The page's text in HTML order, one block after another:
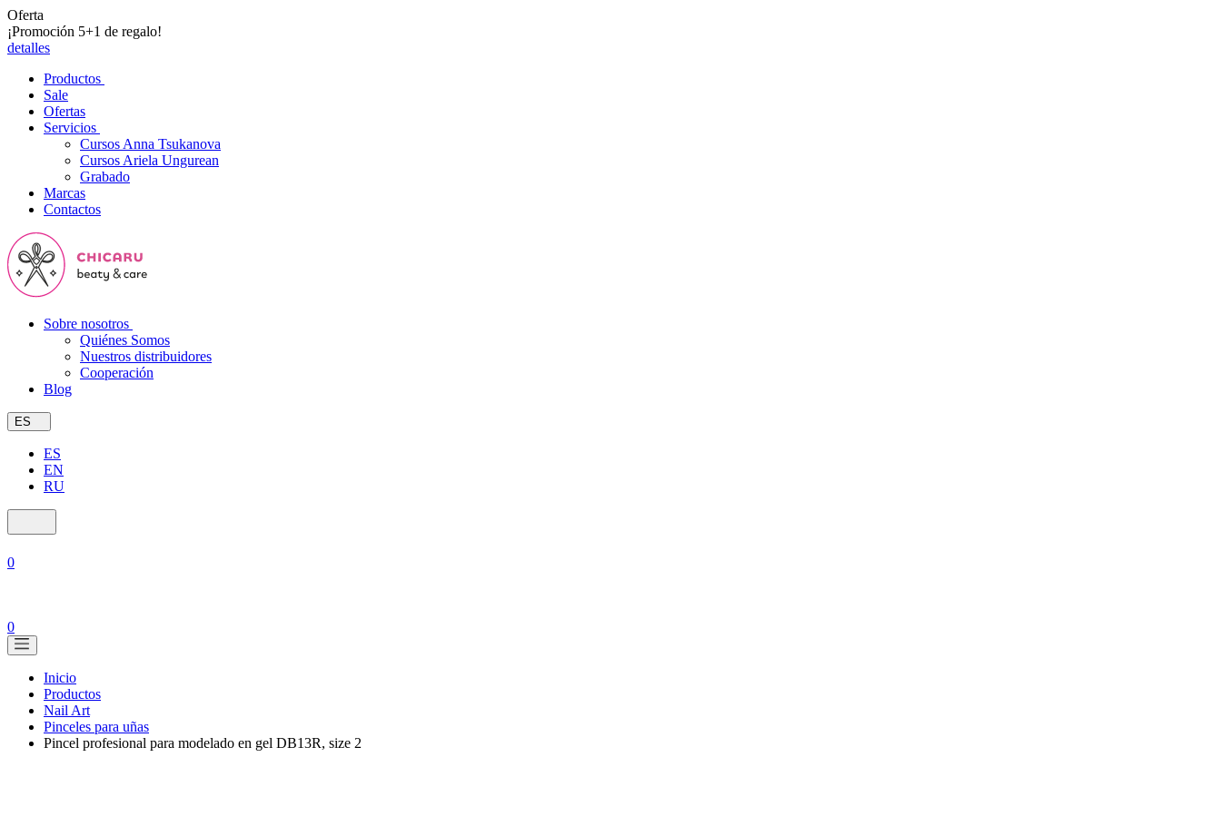
Oferta
¡Promoción 5+1 de regalo!
detalles
Productos
Sale
Ofertas
Servicios
Cursos Anna Tsukanova
Cursos Ariela Ungurean
Grabado
Marcas
Contactos
Sobre nosotros
Quiénes Somos
Nuestros distribuidores
Cooperación
Blog
ES
ES
EN
RU
0
0
Inicio
Productos
Nail Art
Pinceles para uñas
Pincel profesional para modelado en gel DB13R, size 2